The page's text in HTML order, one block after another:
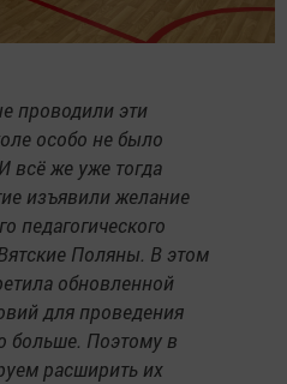
проводили эти
особо не было
всё же уже тогда
изъявили желание
педагогического
Поляны. В этом
обновленной
для проведения
больше. Поэтому в
расширить их